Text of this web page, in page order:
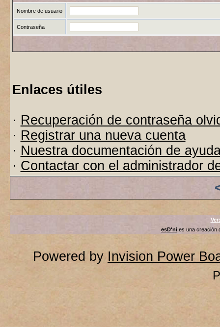
Nombre de usuario
Contraseña
Enlaces útiles
· Recuperación de contraseña
· Registrar una nueva cuenta
· Nuestra documentación de
· Contactar con el administrador
esD'nies una creación
Powered by Invision Power